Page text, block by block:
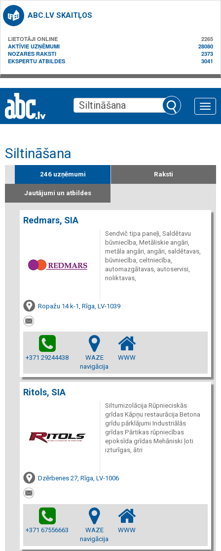
ABC.LV SKAITĻOS
LIETOTĀJI ONLINE
2265
AKTĪVIE UZŅĒMUMI
28080
NOZARES RAKSTI
2373
EKSPERTU ATBILDES
3041
Toggle
Siltināšana
246 uzņēmumi Raksti
Jautājumi un atbildes
Redmars, SIA
Sendvič tipa paneļi, Saldētavu
būvniecība, Metāliskie angāri,
metāla angāri, angāri, saldētavas,
būvniecība, celtniecība,
automazgātavas, autoservisi,
noliktavas,
Ropažu 14 k-1, Rīga, LV-1039
+371 29244438
WAZE
navigācija
WWW
Ritols, SIA
Siltumizolācija Rūpnieciskās
grīdas Kāpņu restaurācija Betona
grīdu pārklājumi Industriālās
grīdas Pārtikas rūpniecības
epoksīda grīdas Mehāniski ļoti
izturīgas, ātri
Dzērbenes 27, Rīga, LV-1006
+371 67556663
WAZE
navigācija
WWW